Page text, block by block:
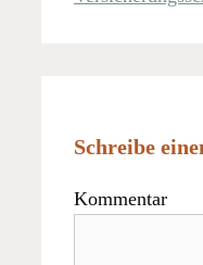
Schreibe
Kommentar